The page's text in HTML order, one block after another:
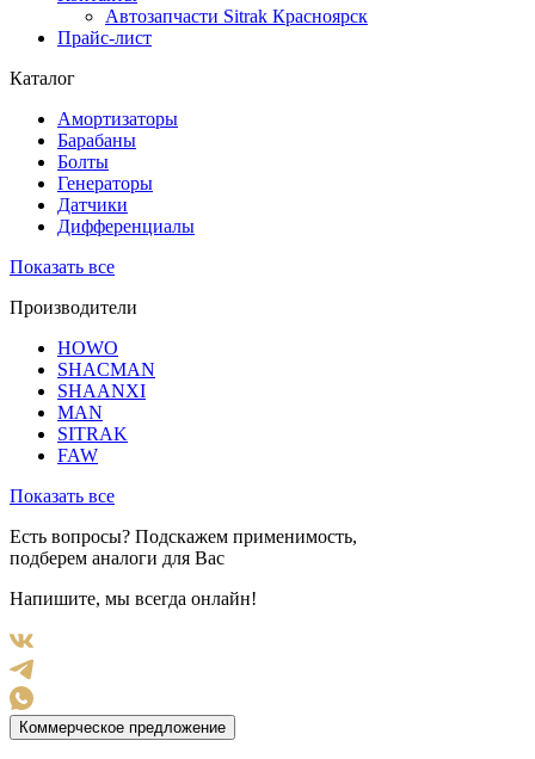
Автозапчасти Sitrak Красноярск
Прайс-лист
Каталог
Амортизаторы
Барабаны
Болты
Генераторы
Датчики
Дифференциалы
Показать все
Производители
HOWO
SHACMAN
SHAANXI
MAN
SITRAK
FAW
Показать все
Есть вопросы? Подскажем применимость,
подберем аналоги для Вас
Напишите, мы всегда онлайн!
Коммерческое предложение